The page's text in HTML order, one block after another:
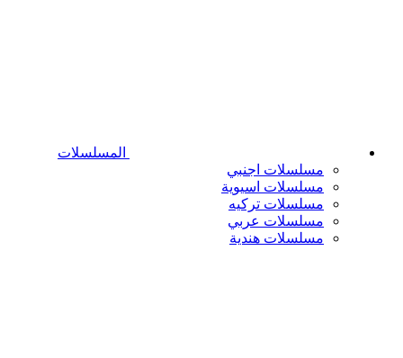
المسلسلات
مسلسلات اجنبي
مسلسلات اسيوية
مسلسلات تركيه
مسلسلات عربي
مسلسلات هندية